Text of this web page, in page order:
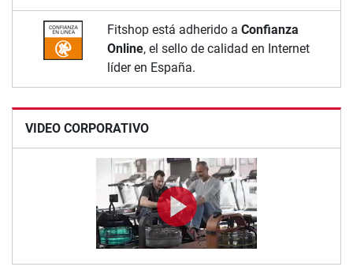
Fitshop está adherido a Confianza
Online, el sello de calidad en Internet
líder en España.
VIDEO CORPORATIVO